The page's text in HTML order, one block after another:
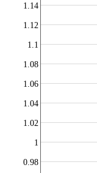
0.98
1
1.02
1.04
1.06
1.08
1.1
1.12
1.14